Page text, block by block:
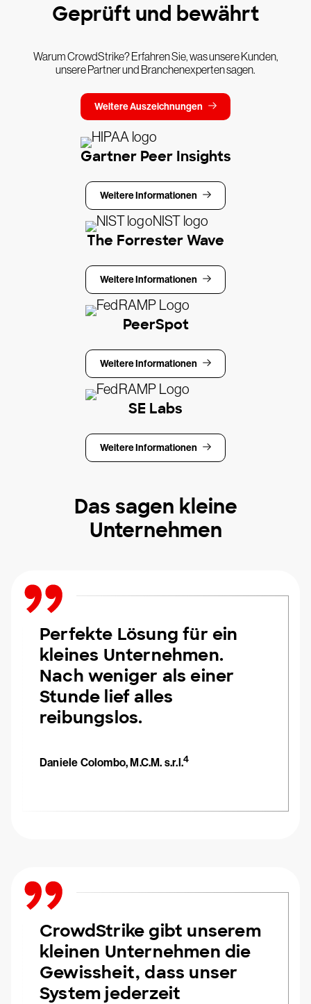
Geprüft und bewährt
Warum CrowdStrike? Erfahren Sie, was unsere Kunden,
unsere Partner und Branchenexperten sagen.
Weitere Auszeichnungen
Gartner Peer Insights
Weitere Informationen
The Forrester Wave
Weitere Informationen
PeerSpot
Weitere Informationen
SE Labs
Weitere Informationen
Das sagen kleine
Unternehmen
Perfekte Lösung für ein
kleines Unternehmen.
Nach weniger als einer
Stunde lief alles
reibungslos.
Daniele Colombo, M.C.M. s.r.l.4
CrowdStrike gibt unserem
kleinen Unternehmen die
Gewissheit, dass unser
System jederzeit